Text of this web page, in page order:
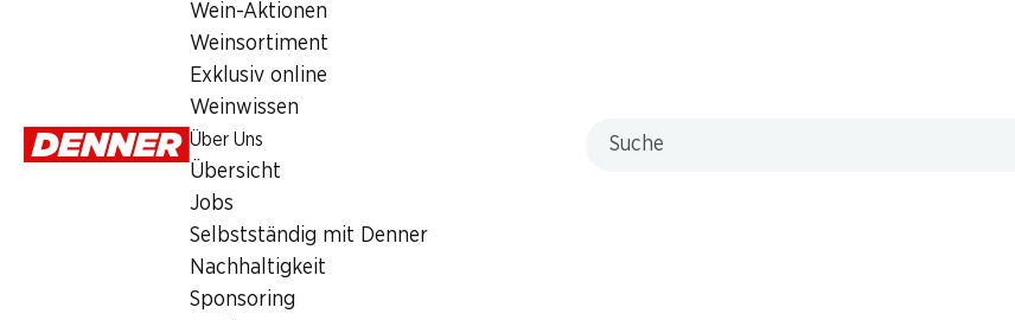
Wein-Aktionen
Weinsortiment
Exklusiv online
Weinwissen
Über Uns
Übersicht
Jobs
Selbstständig mit Denner
Nachhaltigkeit
Sponsoring
SPECIAL
12.95
Labels und Auszeichnungen